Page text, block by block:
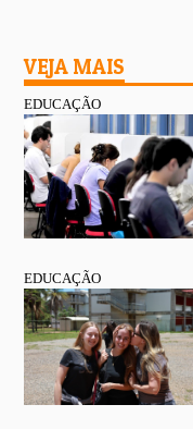
VEJA MAIS
EDUCAÇÃO
EDUCAÇÃO